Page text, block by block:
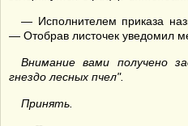
— Исполнителем приказа
— Отобрав листочек уведомил
Внимание вами получено
гнездо лесных пчел".
Принять.